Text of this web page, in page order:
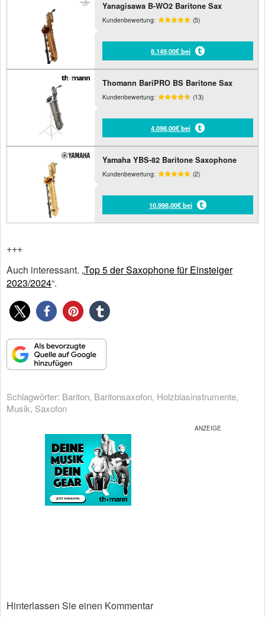
Yanagisawa B-WO2 Baritone Sax
Kundenbewertung: (5)
8.149,00€ bei
Thomann BariPRO BS Baritone Sax
Kundenbewertung: (13)
4.098,00€ bei
Yamaha YBS-82 Baritone Saxophone
Kundenbewertung: (2)
10.998,00€ bei
+++
Auch interessant. „Top 5 der Saxophone für Einsteiger
2023/2024“.
Schlagwörter: Bariton, Baritonsaxofon, Holzblasinstrumente,
Musik, Saxofon
Hinterlassen Sie einen Kommentar